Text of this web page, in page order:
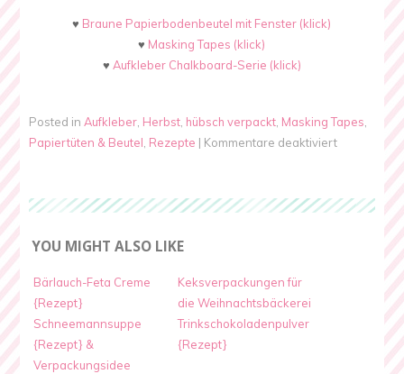
♥ Braune Papierbodenbeutel mit Fenster (klick)
♥ Masking Tapes (klick)
♥ Aufkleber Chalkboard-Serie (klick)
Posted inAufkleber, Herbst, hübsch verpackt, Masking Tapes,
Papiertüten & Beutel, Rezepte | Kommentare deaktiviertfür
Kürbischips
Fleur
YOU MIGHT ALSO LIKE
Bärlauch-Feta Creme
{Rezept}
Keksverpackungen für
die Weihnachtsbäckerei
Schneemannsuppe
{Rezept} &
Verpackungsidee
Trinkschokoladenpulver
{Rezept}